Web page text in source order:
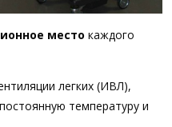
место каждого
легких (ИВЛ),
температуру и